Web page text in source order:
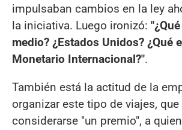
impulsaban cambios en la ley
la iniciativa. Luego ironizó:
medio? ¿Estados Unidos? ¿Qué
Monetario Internacional?".
También está la actitud de la
organizar este tipo de viajes,
considerarse "un premio", a